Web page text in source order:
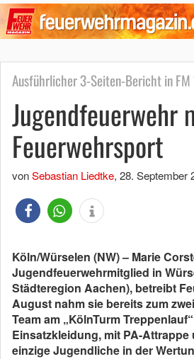
Ausführlicher 3-Seiten-Bericht in
Jugendfeuerwehr
Feuerwehrsport
vonSebastian Liedtke, 28. September
Köln/Würselen (NW) – Marie
Jugendfeuerwehrmitglied in
Städteregion Aachen), betreibt
August nahm sie bereits zum
Team am „KölnTurm
Einsatzkleidung, mit PA-Attrappe
einzige Jugendliche in der